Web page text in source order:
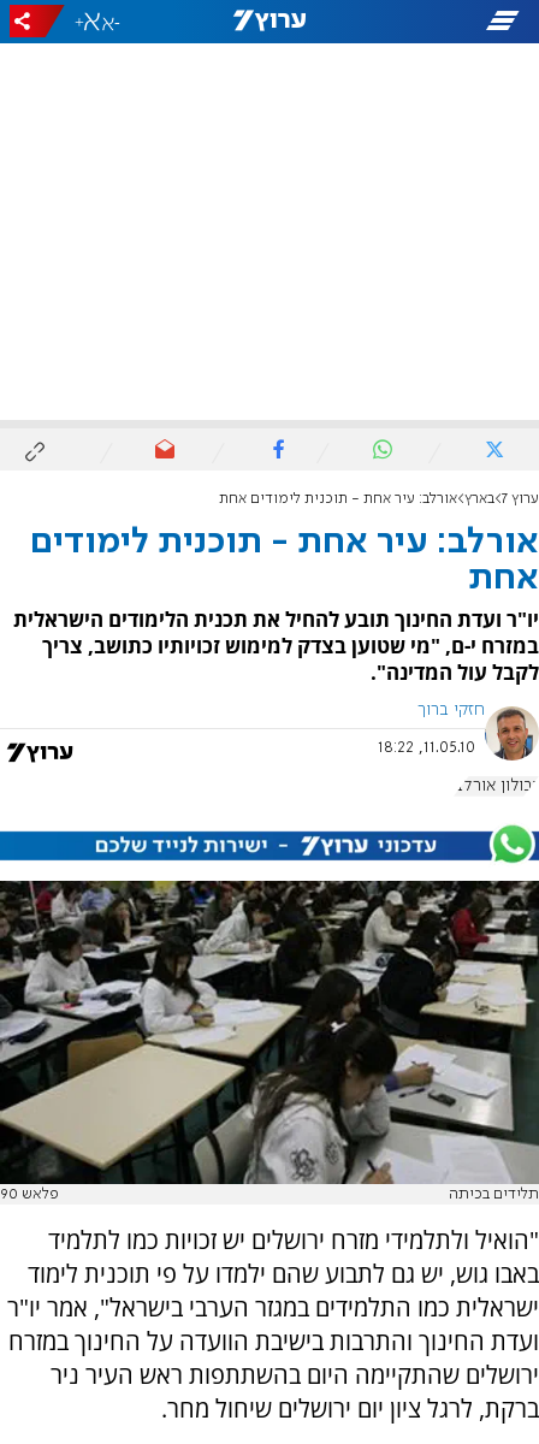
-
+
ערוץ 7 בארץ אורלב: עיר אחת - תוכנית לימודים אחת
אורלב: עיר אחת - תוכנית לימודים
אחת
יו"ר ועדת החינוך תובע להחיל את תכנית הלימודים הישראלית
במזרח י-ם, "מי שטוען בצדק למימוש זכויותיו כתושב, צריך
לקבל עול המדינה".
חזקי ברוך
11.05.10, 18:22
זבולון אורלב
תלידים בכיתה פלאש 90
"הואיל ולתלמידי מזרח ירושלים יש זכויות כמו לתלמיד
באבו גוש, יש גם לתבוע שהם ילמדו על פי תוכנית לימוד
ישראלית כמו התלמידים במגזר הערבי בישראל", אמר יו"ר
ועדת החינוך והתרבות בישיבת הוועדה על החינוך במזרח
ירושלים שהתקיימה היום בהשתתפות ראש העיר ניר
ברקת, לרגל ציון יום ירושלים שיחול מחר.